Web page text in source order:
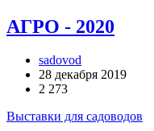
АГРО - 2020
sadovod
28 декабря 2019
2 273
Выставки для садоводов